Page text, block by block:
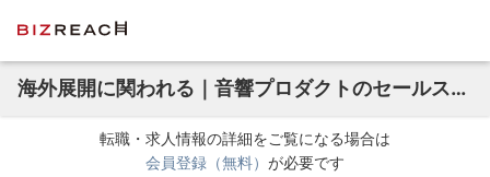
海外展開に関われる｜音響プロダクトのセールス・マーケポジション
転職・求人情報の詳細をご覧になる場合は
会員登録（無料） が必要です